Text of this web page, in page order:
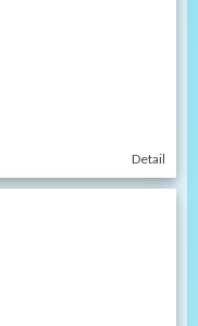
Detail